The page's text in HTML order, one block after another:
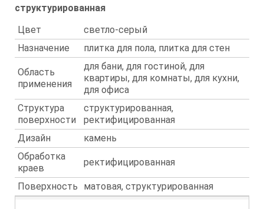
структурированная
Цвет
светло-серый
Назначение
плитка для пола, плитка для стен
Область
применения
для бани, для гостиной, для
квартиры, для комнаты, для кухни,
для офиса
Структура
поверхности
структурированная,
ректифицированная
Дизайн
камень
Обработка
краев
ректифицированная
Поверхность матовая, структурированная